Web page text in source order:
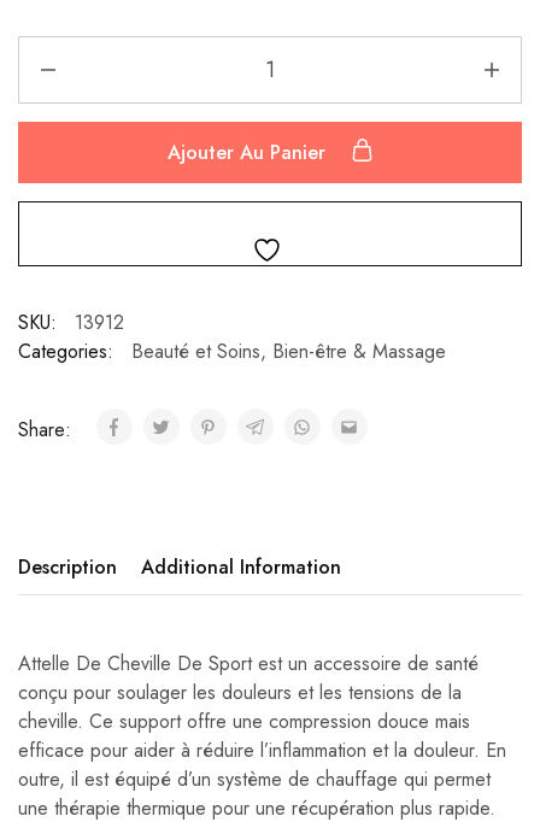
Ajouter Au Panier
SKU:
13912
Categories:
Beauté et Soins, Bien-être & Massage
Share:
Description Additional Information
Attelle De Cheville De Sport est un accessoire de santé
conçu pour soulager les douleurs et les tensions de la
cheville. Ce support offre une compression douce mais
efficace pour aider à réduire l’inflammation et la douleur. En
outre, il est équipé d’un système de chauffage qui permet
une thérapie thermique pour une récupération plus rapide.